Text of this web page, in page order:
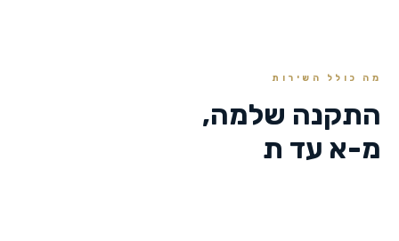
מה כולל השירות
התקנה שלמה,
מ-א עד ת